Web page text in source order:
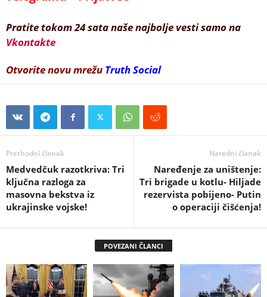
Pratite tokom 24 sata naše najbolje vesti samo na
Vkontakte
Otvorite novu mrežu Truth Social
Prethodni članak
Medvedčuk razotkriva: Tri
ključna razloga za
masovna bekstva iz
ukrajinske vojske!
Naredni članak
Naređenje za uništenje:
Tri brigade u kotlu- Hiljade
rezervista pobijeno- Putin
o operaciji čišćenja!
POVEZANI ČLANCI